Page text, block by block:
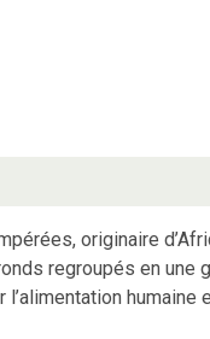
originaire
regroupés en une
humaine